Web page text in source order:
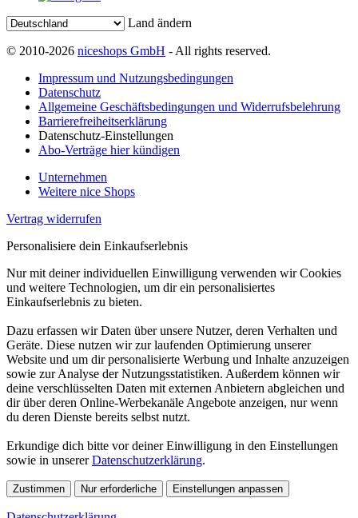
Land ändern
© 2010-2026 niceshops GmbH - All rights reserved.
Impressum und Nutzungsbedingungen
Datenschutz
Allgemeine Geschäftsbedingungen und Widerrufsbelehrung
Barrierefreiheitserklärung
Datenschutz-Einstellungen
Abo-Verträge hier kündigen
Unternehmen
Weitere nice Shops
Vertrag widerrufen
Personalisiere dein Einkaufserlebnis
Nur mit deiner individuellen Einwilligung verwenden wir Cookies
und weitere Technologien, um dir ein personalisiertes
Einkaufserlebnis zu bieten.
Dazu erfassen wir Daten über unsere Nutzer, deren Verhalten und
Geräte. Diese nutzen wir zur laufenden Optimierung unserer
Website und um dir personalisierte Werbung und Inhalte anzuzeigen
sowie zur Analyse der Nutzungsstatistiken. Außerdem können wir
deine verschlüsselten Daten mit externen Anbietern abgleichen und
dir über deren Online-Werbekanäle Angebote anzeigen, nur wenn
du deren Dienste bereits selbst nutzt.
Erkundige dich bitte vor deiner Einwilligung in den Einstellungen
sowie in unsererDatenschutzerklärung.
Zustimmen Nur erforderliche Einstellungen anpassen